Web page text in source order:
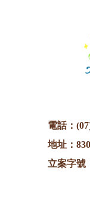
電話：
地址：
立案字號